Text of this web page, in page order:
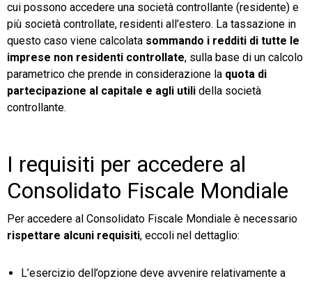
cui possono accedere una società controllante (residente) e
più società controllate, residenti all’estero. La tassazione in
questo caso viene calcolata sommando i redditi di tutte le
imprese non residenti controllate, sulla base di un calcolo
parametrico che prende in considerazione la quota di
partecipazione al capitale e agli utili della società
controllante.
I requisiti per accedere al
Consolidato Fiscale Mondiale
Per accedere al Consolidato Fiscale Mondiale è necessario
rispettare alcuni requisiti, eccoli nel dettaglio:
L’esercizio dell’opzione deve avvenire relativamente a